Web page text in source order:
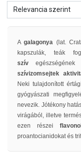
Relevancia szerint
Agalagonya (lat.
kapszulák, teák
szív
szívizomsejtek
Ne ki tulajdonított
gyógyászati
nevezik. Jótékony
virágából, illetve
ezen részei
proantocianidokat és